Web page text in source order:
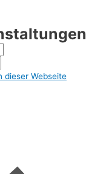
dieser Webseite